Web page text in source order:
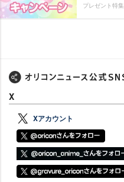
プレゼント特集
X
Xアカウント